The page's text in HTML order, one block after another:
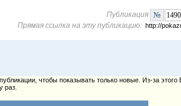
Публикация
Прямая ссылка на эту публикацию: http://
чтобы показывать только новые. Из-за этого
раз.